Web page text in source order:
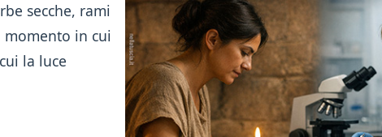
secche, rami
in cui
la luce